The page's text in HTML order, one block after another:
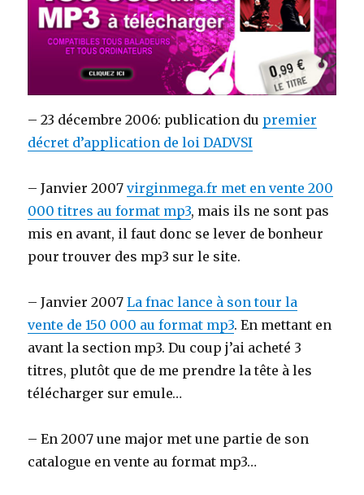
– 23 décembre 2006: publication du premier
décret d’application de loi DADVSI
– Janvier 2007virginmega.fr met en vente 200
000 titres au format mp3, mais ils ne sont pas
mis en avant, il faut donc se lever de bonheur
pour trouver des mp3 sur le site.
– Janvier 2007La fnac lance à son tour la
vente de 150 000 au format mp3. En mettant en
avant la section mp3. Du coup j’ai acheté 3
titres, plutôt que de me prendre la tête à les
télécharger sur emule…
– En 2007 une major met une partie de son
catalogue en vente au format mp3…